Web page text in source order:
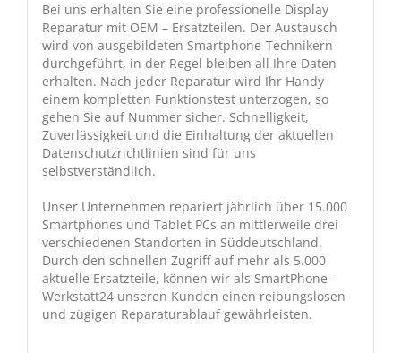
Bei uns erhalten Sie eine professionelle Display
Reparatur mit OEM – Ersatzteilen. Der Austausch
wird von ausgebildeten Smartphone-Technikern
durchgeführt, in der Regel bleiben all Ihre Daten
erhalten. Nach jeder Reparatur wird Ihr Handy
einem kompletten Funktionstest unterzogen, so
gehen Sie auf Nummer sicher. Schnelligkeit,
Zuverlässigkeit und die Einhaltung der aktuellen
Datenschutzrichtlinien sind für uns
selbstverständlich.
Unser Unternehmen repariert jährlich über 15.000
Smartphones und Tablet PCs an mittlerweile drei
verschiedenen Standorten in Süddeutschland.
Durch den schnellen Zugriff auf mehr als 5.000
aktuelle Ersatzteile, können wir als SmartPhone-
Werkstatt24 unseren Kunden einen reibungslosen
und zügigen Reparaturablauf gewährleisten.